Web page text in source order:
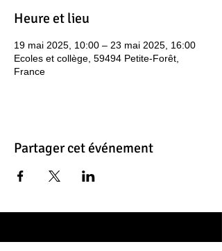
Heure et lieu
19 mai 2025, 10:00 – 23 mai 2025, 16:00
Ecoles et collège, 59494 Petite-Forêt,
France
Partager cet événement